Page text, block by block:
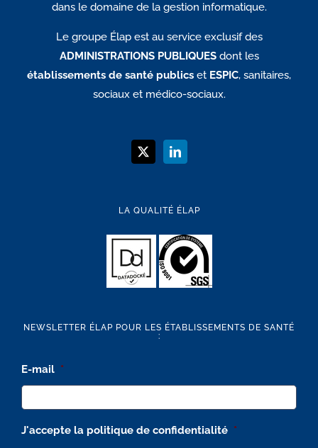
dans le domaine de la gestion informatique.
Le groupe Élap est au service exclusif des
ADMINISTRATIONS PUBLIQUESdont les
établissements de santé publics et ESPIC, sanitaires,
sociaux et médico-sociaux.
LA QUALITÉ ÉLAP
NEWSLETTER ÉLAP POUR LES ÉTABLISSEMENTS DE SANTÉ
:
E-mail *
J'accepte la politique de confidentialité *